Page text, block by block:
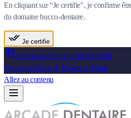
En cliquant sur “Je certifie", je confirme
du domaine bucco-dentaire.
Je certifie
Contactez-Nous02 99 83 88 89
Contactez-Nous À Propos de Nous
Allez au contenu